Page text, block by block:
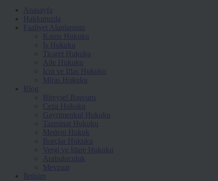
Anasayfa
Hakkımızda
Faaliyet Alanlarımız
Kamu Hukuku
İş Hukuku
Ticaret Hukuku
Aile Hukuku
İcra ve İflas Hukuku
Miras Hukuku
Blog
Bireysel Başvuru
Ceza Hukuku
Gayrimenkul Hukuku
Tazminat Hukuku
Medeni Hukuk
Borçlar Hukuku
Vergi ve İdare Hukuku
Arabuluculuk
Mevzuat
İletişim